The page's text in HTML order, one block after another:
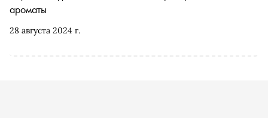
28 августа 2024 г.
ароматы